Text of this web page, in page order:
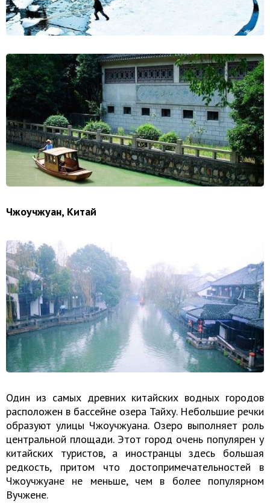
Чжоучжуан, Китай
Один из самых древних китайских водных городов
расположен в бассейне озера Тайху. Небольшие речки
образуют улицы Чжоучжуана. Озеро выполняет роль
центральной площади. Этот город очень популярен у
китайских туристов, а иностранцы здесь большая
редкость, притом что достопримечательностей в
Чжоучжуане не меньше, чем в более популярном
Вучжене.